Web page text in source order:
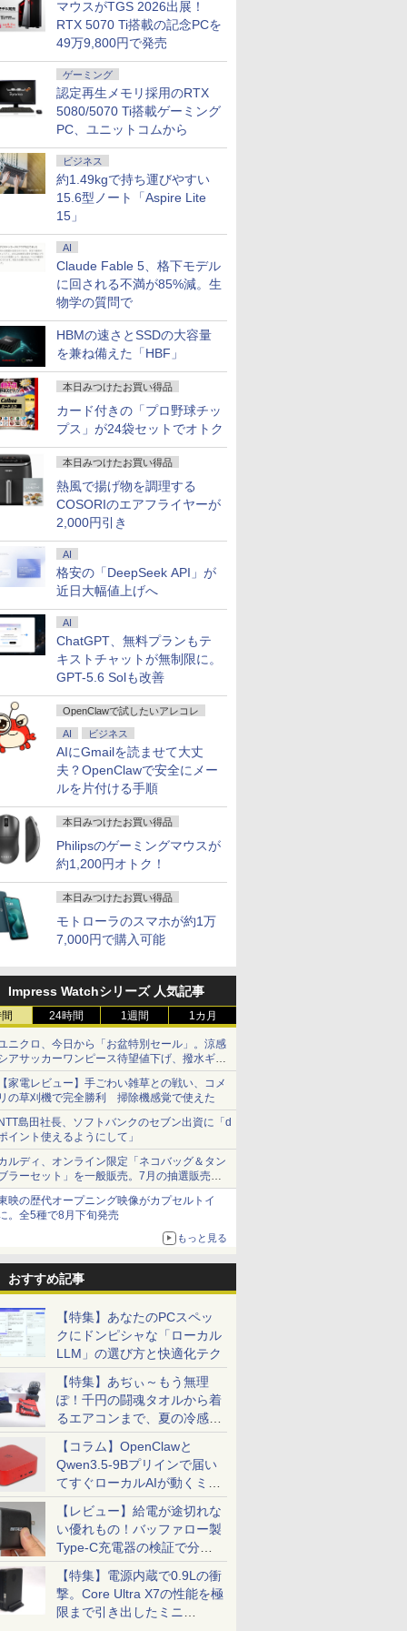
マウスがTGS 2026出展！
RTX 5070 Ti搭載の記念PCを
49万9,800円で発売
ゲーミング
認定再生メモリ採用のRTX
5080/5070 Ti搭載ゲーミング
PC、ユニットコムから
ビジネス
約1.49kgで持ち運びやすい
15.6型ノート「Aspire Lite
15」
AI
Claude Fable 5、格下モデル
に回される不満が85%減。生
物学の質問で
HBMの速さとSSDの大容量
を兼ね備えた「HBF」
本日みつけたお買い得品
カード付きの「プロ野球チッ
プス」が24袋セットでオトク
本日みつけたお買い得品
熱風で揚げ物を調理する
COSORIのエアフライヤーが
2,000円引き
AI
格安の「DeepSeek API」が
近日大幅値上げへ
AI
ChatGPT、無料プランもテ
キストチャットが無制限に。
GPT-5.6 Solも改善
OpenClawで試したいアレコレ
AI ビジネス
AIにGmailを読ませて大丈
夫？OpenClawで安全にメー
ルを片付ける手順
本日みつけたお買い得品
Philipsのゲーミングマウスが
約1,200円オトク！
本日みつけたお買い得品
モトローラのスマホが約1万
7,000円で購入可能
Impress Watchシリーズ 人気記事
24時間 1週間 1カ月
ニクロ、今日から「お盆特別セール」。涼感
アサッカーワンピース待望値下げ、撥水ギア
ョーツは1990円に
家電レビュー】手ごわい雑草との戦い、コメ
の草刈機で完全勝利 掃除機感覚で使えた
島田社長、ソフトバンクのセブン出資に「d
イント使えるようにして」
ルディ、オンライン限定「ネコバッグ＆タン
ラーセット」を一般販売。7月の抽選販売の
選無効分
映の歴代オープニング映像がカプセルトイ
。全5種で8月下旬発売
もっと見る
おすすめ記事
【特集】あなたのPCスペッ
クにドンピシャな「ローカル
LLM」の選び方と快適化テク
【特集】あぢぃ～もう無理
ぽ！千円の闘魂タオルから着
るエアコンまで、夏の冷感グ
ッズ一挙紹介
【コラム】OpenClawと
Qwen3.5-9Bプリインで届い
てすぐローカルAIが動くミニ
PC「SER9 Pro」
【レビュー】給電が途切れな
い優れもの！バッファロー製
Type-C充電器の検証で分か
ったこと
【特集】電源内蔵で0.9Lの衝
撃。Core Ultra X7の性能を極
限まで引き出したミニ